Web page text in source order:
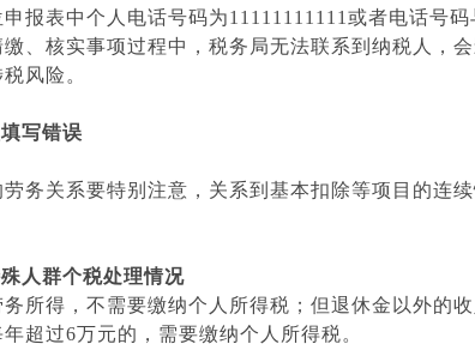
报表中个人电话号码为11111111111或者电话号
、核实事项过程中，税务局无法联系到纳税人，
风险。
写错误
务关系要特别注意，关系到基本扣除等项目的连
人群个税处理情况
所得，不需要缴纳个人所得税；但退休金以外的
超过6万元的，需要缴纳个人所得税。